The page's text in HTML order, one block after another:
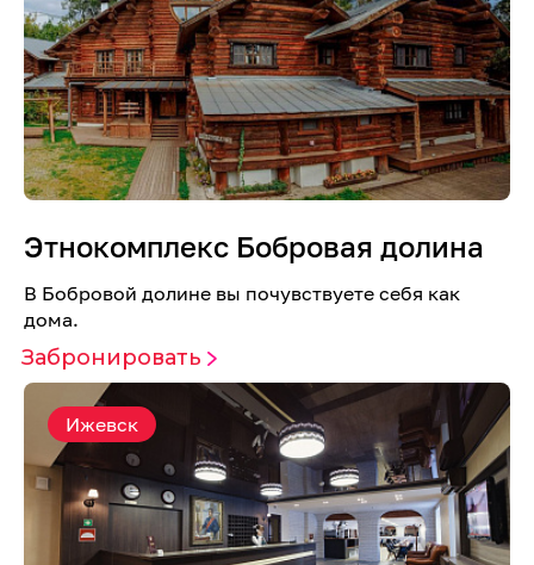
Этнокомплекс Бобровая долина
В Бобровой долине вы почувствуете себя как
дома.
Забронировать
Ижевск